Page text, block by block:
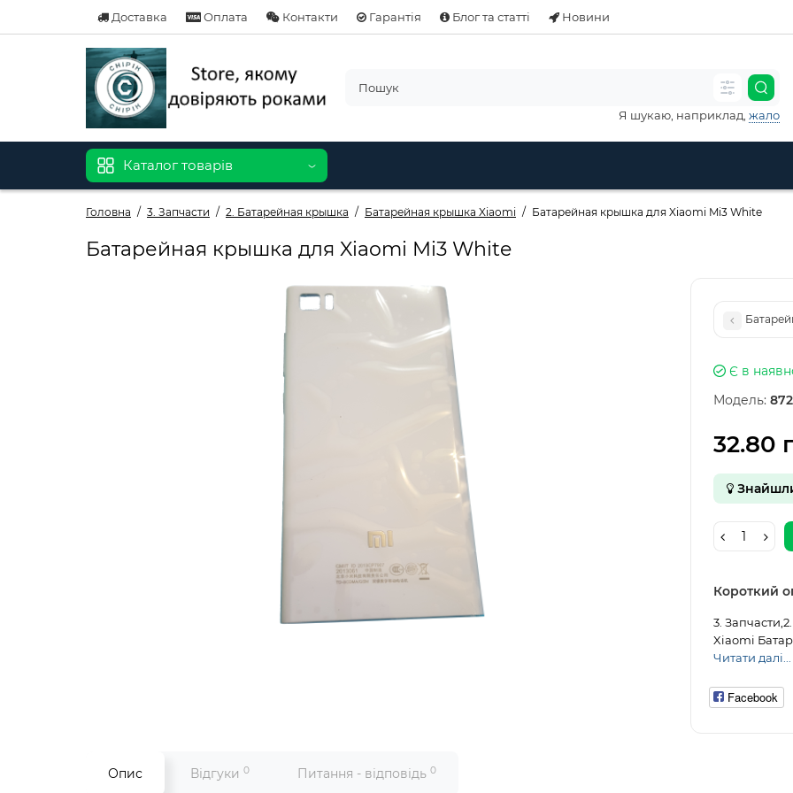
Доставка Оплата Контакти Гарантія Блог та статті Новини
Я шукаю, наприклад, жало
Каталог товарів
Головна 3. Запчасти 2. Батарейная крышка Батарейная крышка Xiaomi Батарейная крышка для Xiaomi Mi3 White
Батарейная крышка для Xiaomi Mi3 White
Є в
Модель:
32.80
Короткий
3.
Xiaomi
Читати далі...
Facebook
Опис Відгуки 0 Питання - відповідь 0